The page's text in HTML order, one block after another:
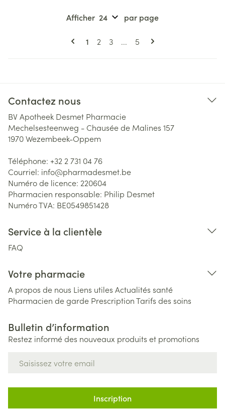
Pages
Vous lisez actuellement la page
1 Page
2 Page
3 ... Page
5
Afficher par page
Contactez nous
BV Apotheek Desmet Pharmacie
Mechelsesteenweg - Chausée de Malines 157
1970Wezembeek-Oppem
Téléphone: +32 2 731 04 76
Courriel: info@pharmadesmet.be
Numéro de licence: 220604
Pharmacien responsable: Philip Desmet
Numéro TVA: BE0549851428
Service à la clientèle
FAQ
Votre pharmacie
A propos de nous Liens utiles Actualités santé
Pharmacien de garde PrescriptionTarifs des soins
Bulletin d’information
Restez informé des nouveaux produits et promotions
Inscription